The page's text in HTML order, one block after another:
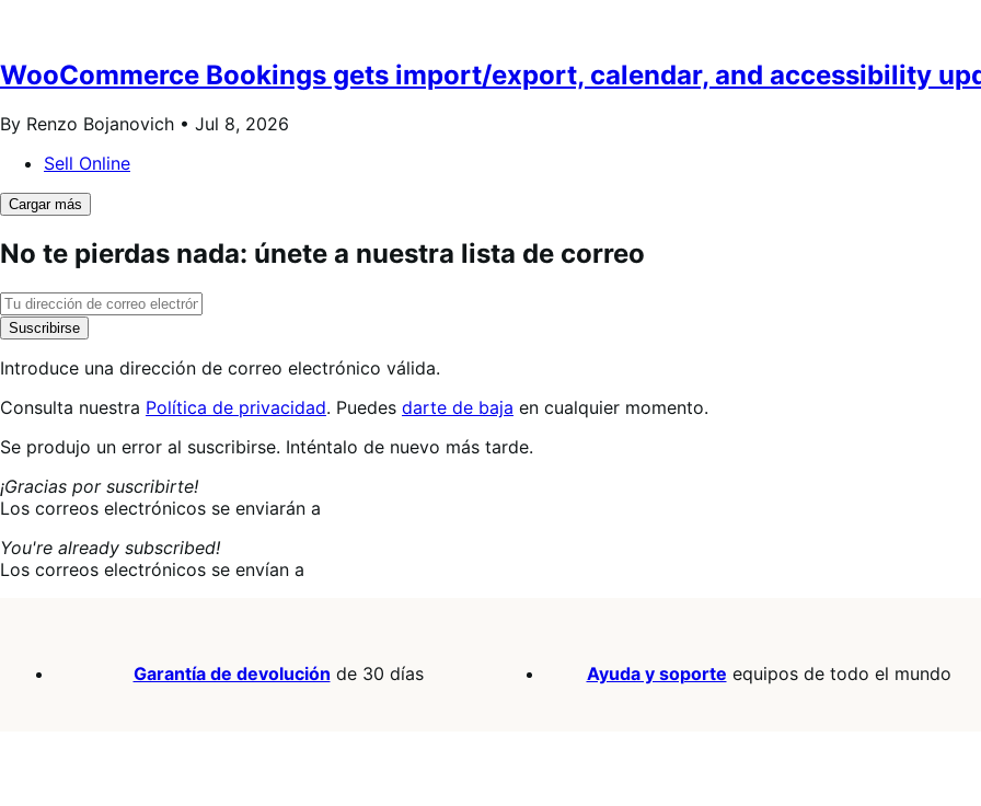
WooCommerce Bookings gets import/export, calendar, and accessibility
By Renzo Bojanovich • Jul 8, 2026
Sell Online
Cargar más
No te pierdas nada: únete a nuestra lista de correo
Suscribirse
Introduce una dirección de correo electrónico válida.
Consulta nuestra Política de privacidad. Puedes darte de baja en cualquier momento.
Suscribiéndote…
Se produjo un error al suscribirse. Inténtalo de nuevo más tarde.
¡Gracias por suscribirte!
Los correos electrónicos se enviarán a
You're already subscribed!
Los correos electrónicos se envían a
Garantía de devolución de 30 días Ayuda y soporte equipos de todo el mundo